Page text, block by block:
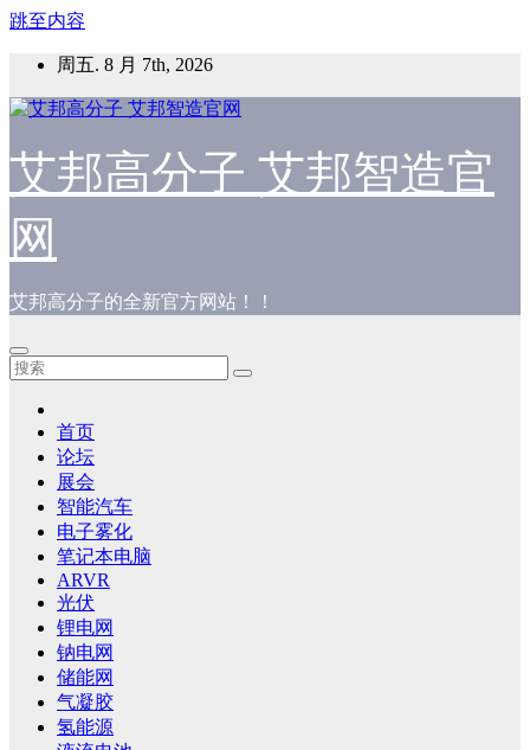
跳至内容
周五. 8 月 7th, 2026
艾邦高分子 艾邦智造官
网
艾邦高分子的全新官方网站！！
首页
论坛
展会
智能汽车
电子雾化
笔记本电脑
ARVR
光伏
锂电网
钠电网
储能网
气凝胶
氢能源